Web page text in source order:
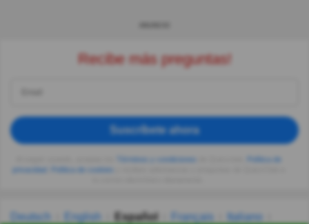
Recibe más preguntas!
Suscríbete ahora
privacidad
Deutsch English Español Français
Italiano